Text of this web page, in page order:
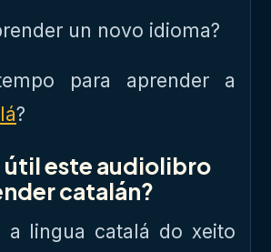
un novo idioma?
para aprender a
?
útil este audiolibro
catalán?
a lingua catalá do xeito